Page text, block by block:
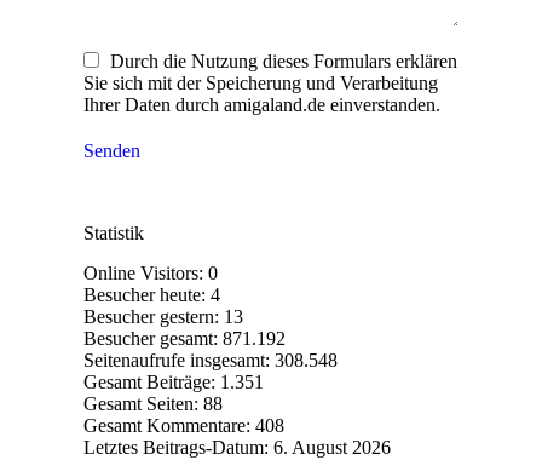
Durch die Nutzung dieses Formulars erklären
Sie sich mit der Speicherung und Verarbeitung
Ihrer Daten durch amigaland.de einverstanden.
Senden
Statistik
Online Visitors: 0
Besucher heute: 4
Besucher gestern: 13
Besucher gesamt: 871.192
Seitenaufrufe insgesamt: 308.548
Gesamt Beiträge: 1.351
Gesamt Seiten: 88
Gesamt Kommentare: 408
Letztes Beitrags-Datum: 6. August 2026